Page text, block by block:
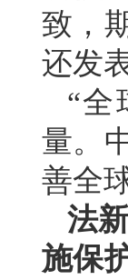
致，
还发
“全
量。
善全
法
施保